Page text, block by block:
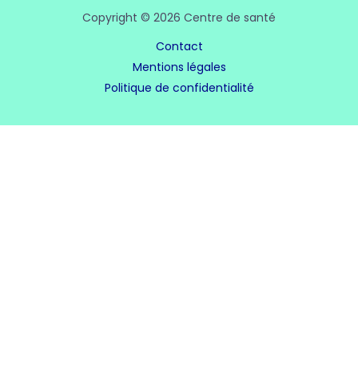
Copyright © 2026 Centre de santé
Contact
Mentions légales
Politique de confidentialité